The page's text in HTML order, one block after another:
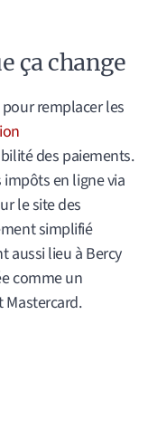
ça change
remplacer les
des paiements.
en ligne via
le site des
simplifié
aussi lieu à Bercy
comme un
Mastercard.